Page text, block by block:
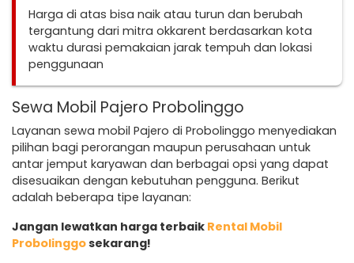
Harga di atas bisa naik atau turun dan berubah
tergantung dari mitra okkarent berdasarkan kota
waktu durasi pemakaian jarak tempuh dan lokasi
penggunaan
Sewa Mobil Pajero Probolinggo
Layanan sewa mobil Pajero di Probolinggo menyediakan
pilihan bagi perorangan maupun perusahaan untuk
antar jemput karyawan dan berbagai opsi yang dapat
disesuaikan dengan kebutuhan pengguna. Berikut
adalah beberapa tipe layanan:
Jangan lewatkan harga terbaik Rental Mobil
Probolinggosekarang!